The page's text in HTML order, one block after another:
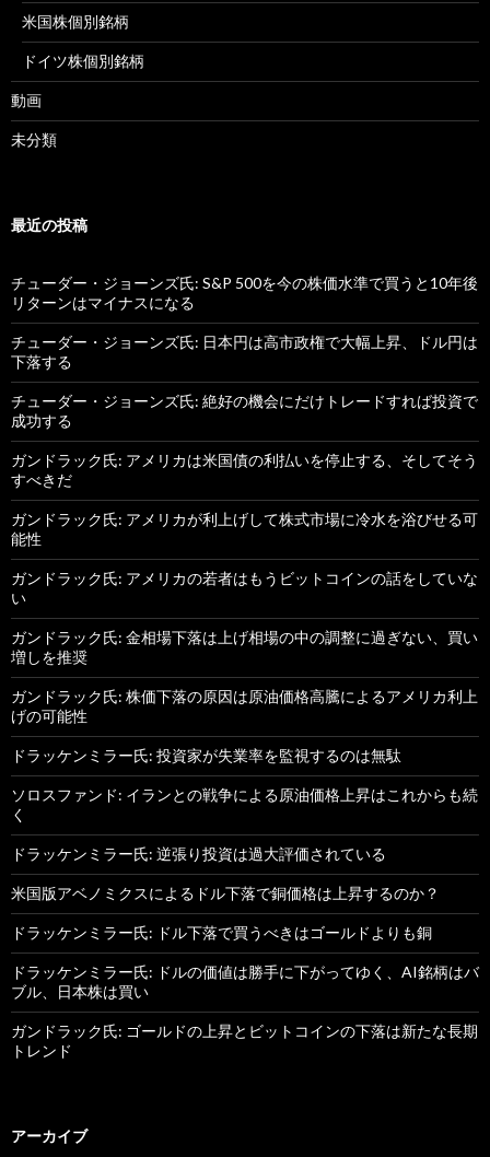
米国株個別銘柄
ドイツ株個別銘柄
動画
未分類
最近の投稿
チューダー・ジョーンズ氏: S&P 500を今の株価水準で買うと10年後
リターンはマイナスになる
チューダー・ジョーンズ氏: 日本円は高市政権で大幅上昇、ドル円は
下落する
チューダー・ジョーンズ氏: 絶好の機会にだけトレードすれば投資で
成功する
ガンドラック氏: アメリカは米国債の利払いを停止する、そしてそう
すべきだ
ガンドラック氏: アメリカが利上げして株式市場に冷水を浴びせる可
能性
ガンドラック氏: アメリカの若者はもうビットコインの話をしていな
い
ガンドラック氏: 金相場下落は上げ相場の中の調整に過ぎない、買い
増しを推奨
ガンドラック氏: 株価下落の原因は原油価格高騰によるアメリカ利上
げの可能性
ドラッケンミラー氏: 投資家が失業率を監視するのは無駄
ソロスファンド: イランとの戦争による原油価格上昇はこれからも続
く
ドラッケンミラー氏: 逆張り投資は過大評価されている
米国版アベノミクスによるドル下落で銅価格は上昇するのか？
ドラッケンミラー氏: ドル下落で買うべきはゴールドよりも銅
ドラッケンミラー氏: ドルの価値は勝手に下がってゆく、AI銘柄はバ
ブル、日本株は買い
ガンドラック氏: ゴールドの上昇とビットコインの下落は新たな長期
トレンド
アーカイブ